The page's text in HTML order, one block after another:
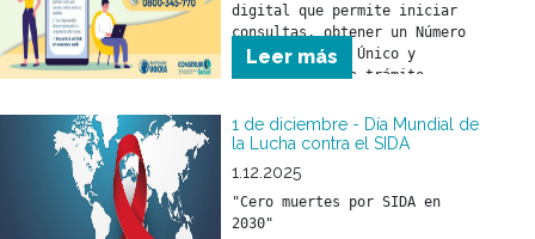
digital que permite iniciar
consultas, obtener un Número
de Seguimiento Único y
monitorear cada trámite
transparencia y mejor
atención para todos los
Leer más
1 de diciembre - Día Mundial de
la Lucha contra el SIDA
1.12.2025
"Cero muertes por SIDA en
2030"